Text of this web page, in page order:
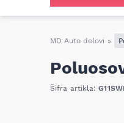
MD Auto delovi »
Šifra artikla: